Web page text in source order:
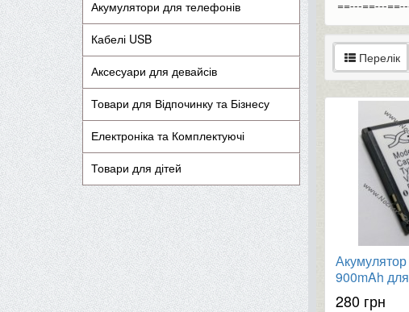
Акумулятори для телефонів
Кабелі USB
Аксесуари для девайсів
Товари для Відпочинку та Бізнесу
Електроніка та Комплектуючі
Товари для дітей
==---==---
Перелік
900mAh
7270, 2652,
280 грн